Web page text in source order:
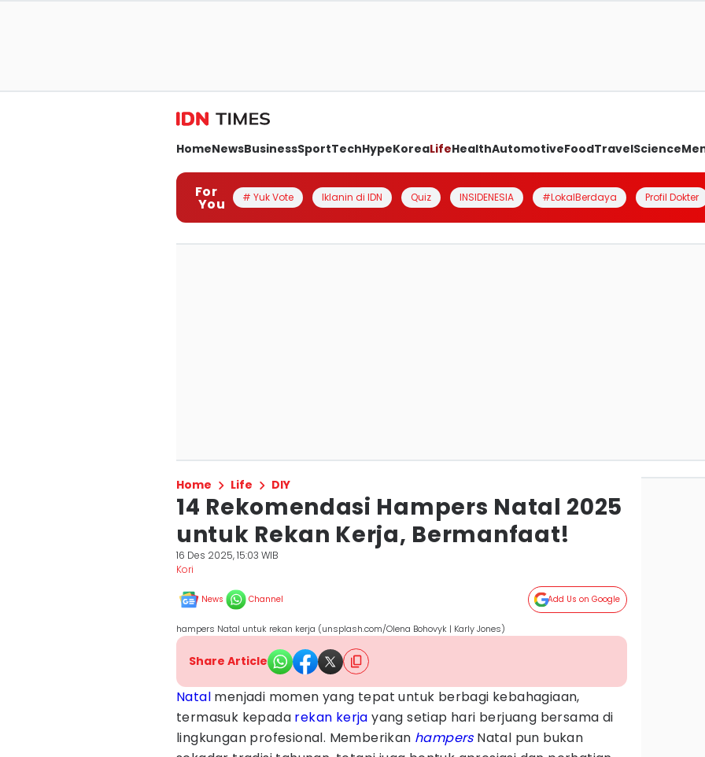
HomeNewsBusinessSportTechHypeKoreaLifeHealthAutomotiveFoodTravelScience
For
You # Yuk Vote Iklanin di IDN Quiz INSIDENESIA #LokalBerdaya Profil Dokter
Home Life DIY
14 Rekomendasi Hampers Natal 2025
untuk Rekan Kerja, Bermanfaat!
16 Des 2025, 15:03 WIB
Kori
News Channel Add Us on Google
hampers Natal untuk rekan kerja (unsplash.com/Olena Bohovyk | Karly Jones)
Share Article
Natal menjadi momen yang tepat untuk berbagi kebahagiaan,
termasuk kepada rekan kerja yang setiap hari berjuang bersama di
lingkungan profesional. Memberikan hampers Natal pun bukan